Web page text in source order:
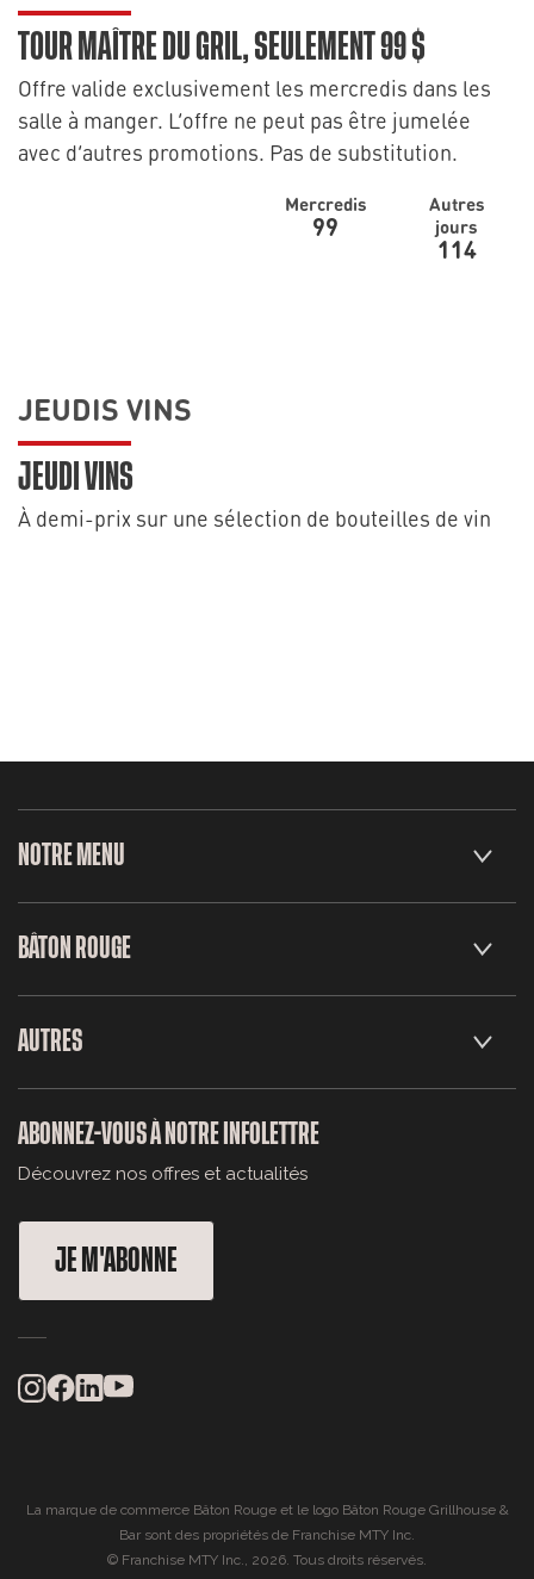
TOUR MAÎTRE DU GRIL, SEULEMENT 99 $
Offre valide exclusivement les mercredis dans les
salle à manger. L’offre ne peut pas être jumelée
avec d’autres promotions. Pas de substitution.
Mercredis
99
Autres
jours
114
JEUDIS VINS
JEUDI VINS
À demi-prix sur une sélection de bouteilles de vin
NOTRE MENU
BÂTON ROUGE
AUTRES
ABONNEZ-VOUS À NOTRE INFOLETTRE
Découvrez nos offres et actualités
JE M'ABONNE
La marque de commerce Bâton Rouge et le logo Bâton Rouge Grillhouse &
Bar sont des propriétés de Franchise MTY Inc.
© Franchise MTY Inc., 2026. Tous droits réservés.